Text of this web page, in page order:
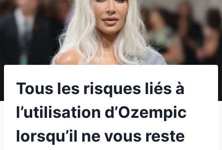
Tous les risques liés à
l’utilisation d’Ozempic
lorsqu’il ne vous reste